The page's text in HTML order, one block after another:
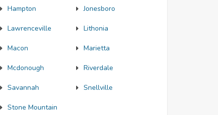
Hampton Jonesboro
Lawrenceville Lithonia
Macon Marietta
Mcdonough Riverdale
Savannah Snellville
Stone Mountain